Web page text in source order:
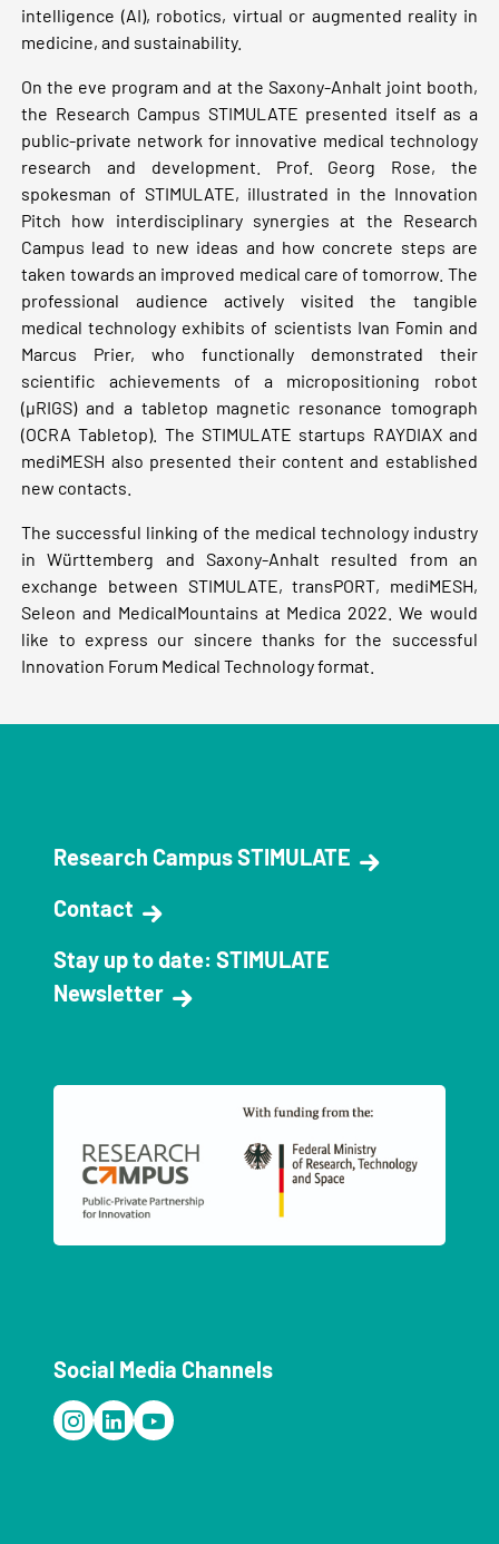
intelligence (AI), robotics, virtual or augmented reality in
medicine, and sustainability.
On the eve program and at the Saxony-Anhalt joint booth,
the Research Campus STIMULATE presented itself as a
public-private network for innovative medical technology
research and development. Prof. Georg Rose, the
spokesman of STIMULATE, illustrated in the Innovation
Pitch how interdisciplinary synergies at the Research
Campus lead to new ideas and how concrete steps are
taken towards an improved medical care of tomorrow. The
professional audience actively visited the tangible
medical technology exhibits of scientists Ivan Fomin and
Marcus Prier, who functionally demonstrated their
scientific achievements of a micropositioning robot
(µRIGS) and a tabletop magnetic resonance tomograph
(OCRA Tabletop). The STIMULATE startups RAYDIAX and
mediMESH also presented their content and established
new contacts.
The successful linking of the medical technology industry
in Württemberg and Saxony-Anhalt resulted from an
exchange between STIMULATE, transPORT, mediMESH,
Seleon and MedicalMountains at Medica 2022. We would
like to express our sincere thanks for the successful
Innovation Forum Medical Technology format.
Research Campus STIMULATE
Contact
Stay up to date: STIMULATE
Newsletter
Social Media Channels